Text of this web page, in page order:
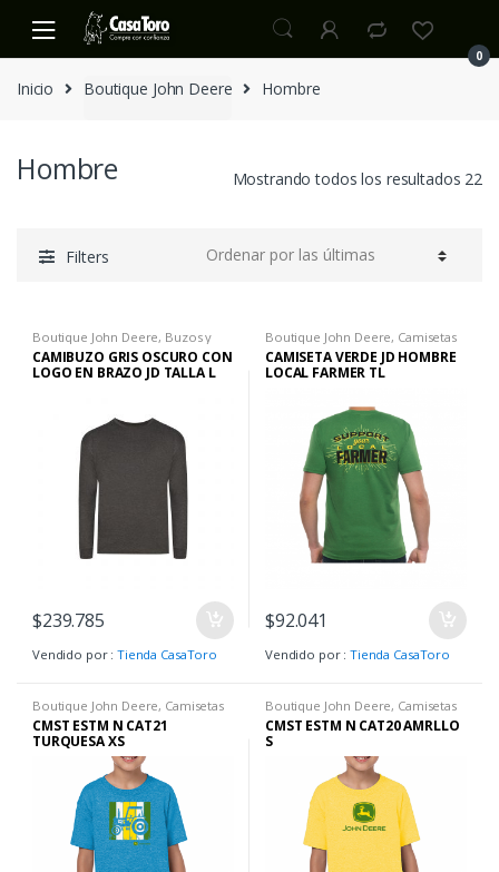
ii
0
Inicio Boutique John Deere Hombre
Hombre Mostrando todos los resultados 22
Filters
Boutique John Deere, Buzos y
Chaquetas H ,Hombre,Ropa H
CAMIBUZO GRIS OSCURO CON
LOGO EN BRAZO JD TALLA L
$239.785
Vendido por :Tienda CasaToro
Boutique John Deere, Camisetas
H,Camisetas H,Hombre,Ropa H
CAMISETA VERDE JD HOMBRE
LOCAL FARMER TL
$92.041
Vendido por :Tienda CasaToro
Boutique John Deere, Camisetas
H, Hombre, Ropa H
CMST ESTM N CAT21
TURQUESA XS
Boutique John Deere, Camisetas
H, Hombre, Ropa H
CMST ESTM N CAT20 AMRLLO
S